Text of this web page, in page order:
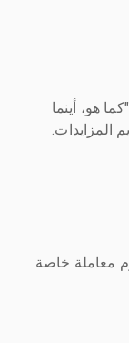
هو، أينما
المزايدات.
معاملة خاصة